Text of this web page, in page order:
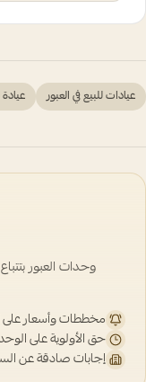
عيادات للبيع في العبور عيادة
وحدات العبور
مخططات وأسعار على
حق الأولوية على
إجابات صادقة عن